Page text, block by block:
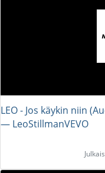
LEO - Jos käykin niin
― LeoStillmanVEVO